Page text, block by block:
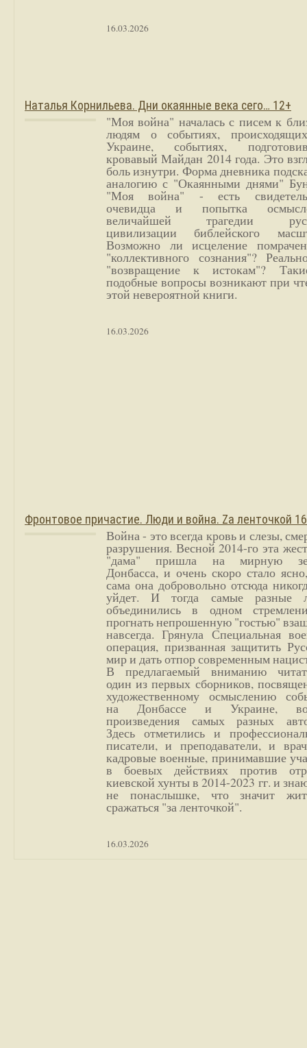
16.03.2026
Наталья Корнильева. Дни окаянные века сего… 12+
"Моя война" началась с писем к
людям о событиях,
Украине, событиях,
кровавый Майдан 2014 года. Это
боль изнутри. Форма дневника
аналогию с "Окаянными днями"
"Моя война" - есть
очевидца и попытка
величайшей трагедии
цивилизации библейского
Возможно ли исцеление
"коллективного сознания"?
"возвращение к истокам"?
подобные вопросы возникают при
этой невероятной книги.
16.03.2026
Фронтовое причастие. Люди и война. Zа ленточкой
Война - это всегда кровь и слезы,
разрушения. Весной 2014-го эта
"дама" пришла на мирную
Донбасса, и очень скоро стало
сама она добровольно отсюда
уйдет. И тогда самые разные
объединились в одном
прогнать непрошенную "гостью"
навсегда. Грянула Специальная
операция, призванная защитить
мир и дать отпор современным
В предлагаемый вниманию
один из первых сборников,
художественному осмыслению
на Донбассе и Украине,
произведения самых разных
Здесь отметились и
писатели, и преподаватели, и
кадровые военные, принимавшие
в боевых действиях против
киевской хунты в 2014-2023 гг. и
не понаслышке, что значит
сражаться "за ленточкой".
16.03.2026